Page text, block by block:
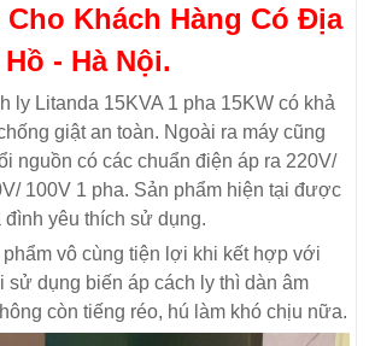
Cho Khách Hàng Có Địa
- Hà Nội.
ly Litanda 15KVA 1 pha 15KW có khả
giật an toàn. Ngoài ra máy cũng
nguồn có các chuẩn điện áp ra 220V/
100V 1 pha. Sản phẩm hiện tại được
đình yêu thích sử dụng.
vô cùng tiện lợi khi kết hợp với
sử dụng biến áp cách ly thì dàn âm
còn tiếng réo, hú làm khó chịu nữa.